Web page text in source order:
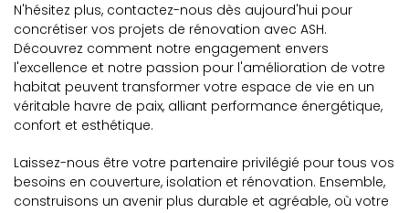
N'hésitez plus, contactez-nous dès aujourd'hui pour
concrétiser vos projets de rénovation avec ASH.
Découvrez comment notre engagement envers
l'excellence et notre passion pour l'amélioration de votre
habitat peuvent transformer votre espace de vie en un
véritable havre de paix, alliant performance énergétique,
confort et esthétique.
Laissez-nous être votre partenaire privilégié pour tous vos
besoins en couverture, isolation et rénovation. Ensemble,
construisons un avenir plus durable et agréable, où votre